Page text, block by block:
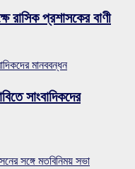
প্রশাসকের বাণী
মানববন্ধন
সাংবাদিকদের
সঙ্গে মতবিনিময় সভা